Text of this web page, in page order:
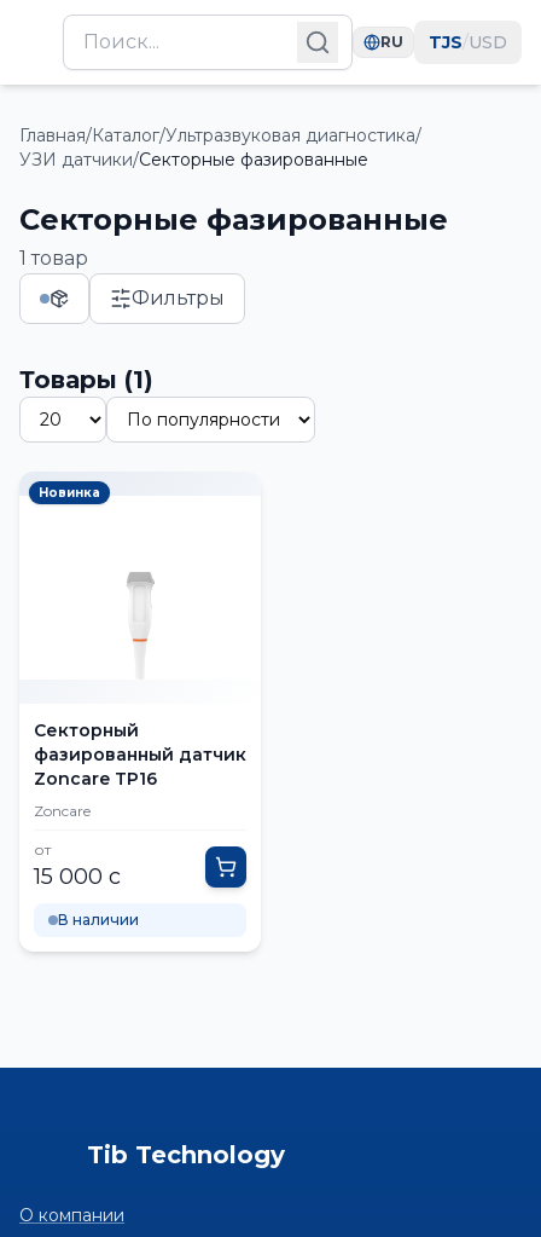
RU TJS/USD
Главная/Каталог/Ультразвуковая диагностика/
УЗИ датчики/Секторные фазированные
Секторные фазированные
1 товар
Фильтры
Товары (1)
Новинка
Секторный
фазированный датчик
Zoncare TP16
Zoncare
от
15 000 с
В наличии
Tib Technology
О компании